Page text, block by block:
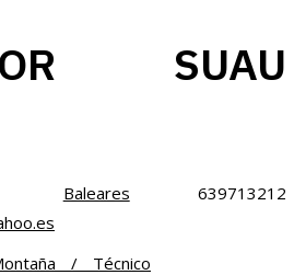
SUAU
Baleares
639713212
/ Técnico